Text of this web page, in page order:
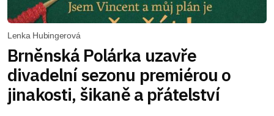
Lenka Hubingerová
Brněnská Polárka uzavře
divadelní sezonu premiérou o
jinakosti, šikaně a přátelství